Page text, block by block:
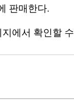
판매한다.
에서 확인할